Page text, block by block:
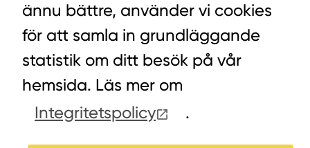
VÄXEL HUVUDKONTORET: 0472-439 00
VÄXEL PELLETS/STALLSTRÖ: 0393-216 50
ännu bättre, använder vi cookies
för att samla in grundläggande
statistik om ditt besök på vår
hemsida. Läs mer om
Integritetspolicy
.